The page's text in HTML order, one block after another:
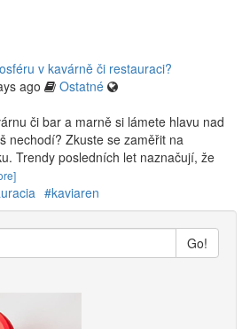
v kavárně či restauraci?
ago
Ostatné
či bar a marně si lámete hlavu nad
nechodí? Zkuste se zaměřit na
Trendy posledních let naznačují, že
#kaviaren
Go!